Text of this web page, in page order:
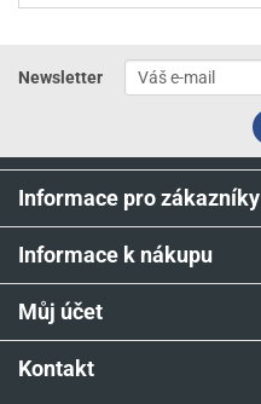
Newsletter
Informace pro zákazníky
Informace k nákupu
Můj účet
Kontakt